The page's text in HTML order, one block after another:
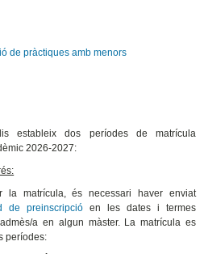
de pràctiques amb menors
estableix dos períodes de matrícula
2026-2027:
la matrícula, és necessari haver enviat
de preinscripció en les dates i termes
a en algun màster. La matrícula es
períodes: